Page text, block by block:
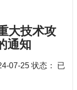
大技术攻
通知
07-25 状态： 已